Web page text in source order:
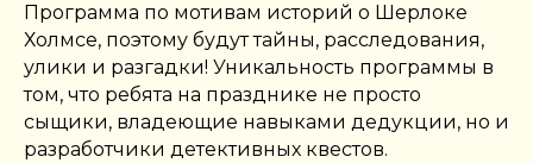
Программа по мотивам историй о Шерлоке
Холмсе, поэтому будут тайны, расследования,
улики и разгадки! Уникальность программы в
том, что ребята на празднике не просто
сыщики, владеющие навыками дедукции, но и
разработчики детективных квестов.